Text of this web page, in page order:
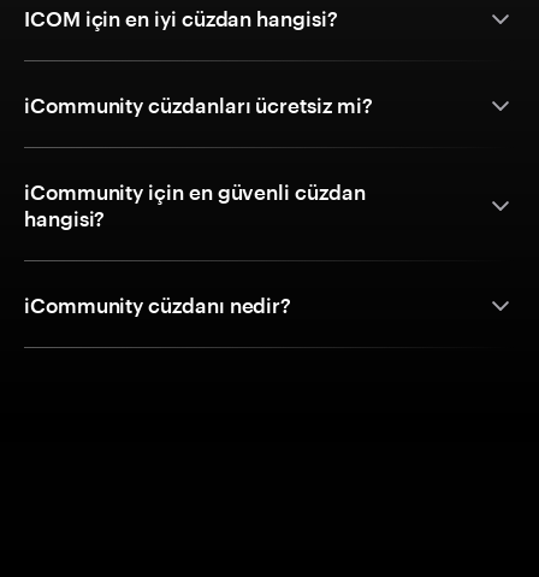
ICOM için en iyi cüzdan hangisi?
iCommunity cüzdanları ücretsiz mi?
iCommunity için en güvenli cüzdan
hangisi?
iCommunity cüzdanı nedir?